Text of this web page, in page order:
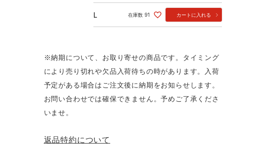
L 在庫数 91 カートに入れる
※納期について、お取り寄せの商品です。タイミング
により売り切れや欠品入荷待ちの時があります。入荷
予定がある場合はご注文後に納期をお知らせします。
お問い合わせでは確保できません。予めご了承くださ
いませ。
返品特約について